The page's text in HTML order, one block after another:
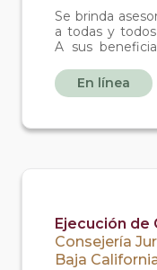
Se brinda
a todas y
A sus
laboral,
un abogado
En línea
Ejecución de
Consejería
Baja